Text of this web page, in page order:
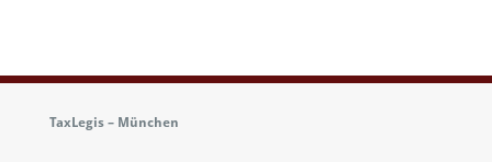
TaxLegis – München